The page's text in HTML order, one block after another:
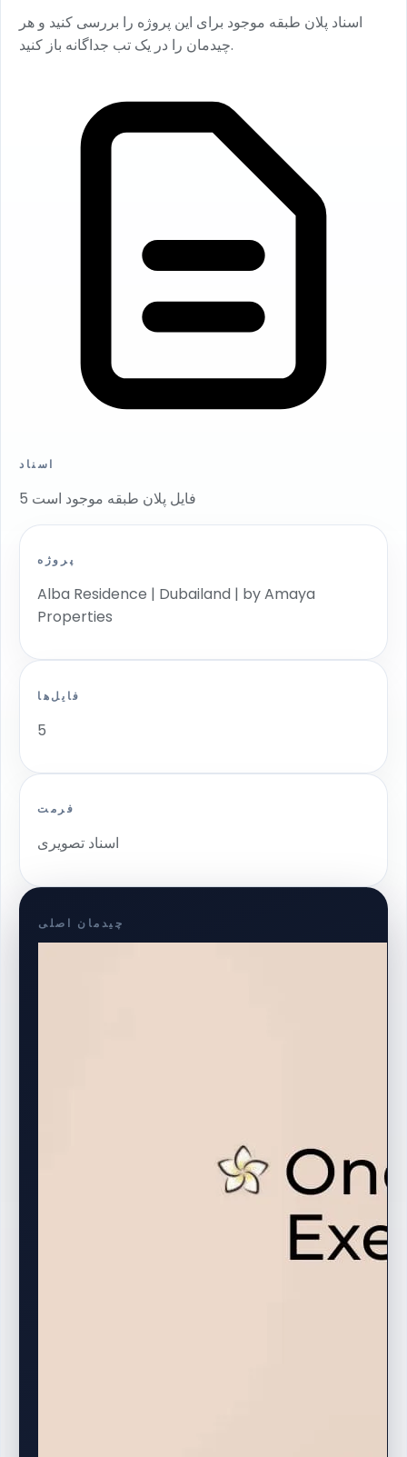
اسناد پلان طبقه موجود برای این پروژه را بررسی کنید و هر
چیدمان را در یک تب جداگانه باز کنید.
اسناد
5 فایل پلان طبقه موجود است
پروژه
Alba Residence | Dubailand | by Amaya
Properties
فایل‌ها
5
فرمت
اسناد تصویری
چیدمان اصلی